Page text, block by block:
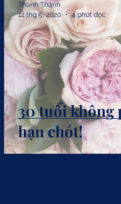
30 tuổi không
hạn chót!
Thanh Thanh
12 thg 5, 2020
4 phút đọc